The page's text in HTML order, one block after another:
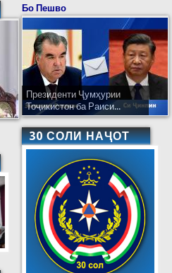
Бо Пешво
Президенти Ҷумҳурии
Тоҷикистон ба Раиси...
30 СОЛИ НАҶОТ